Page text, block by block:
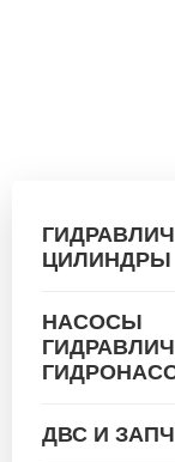
ЦИЛИНДРЫ
НАСОСЫ
ДВС И